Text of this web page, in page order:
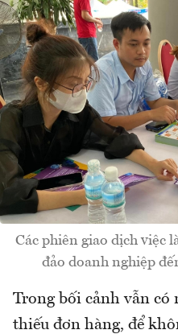
Các phiên giao dịch việc
đảo doanh nghiệp
Trong bối cảnh vẫn có
thiếu đơn hàng, để